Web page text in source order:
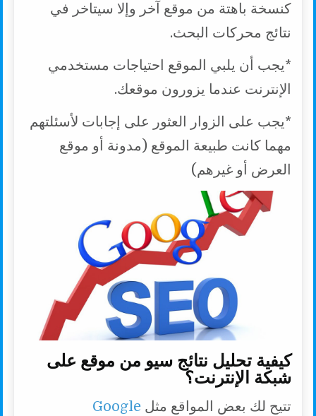
كنسخة باهتة من موقع آخر وإلا سيتاخر في
نتائج محركات البحث.
*يجب أن يلبي الموقع احتياجات مستخدمي
الإنترنت عندما يزورون موقعك.
*يجب على الزوار العثور على إجابات لأسئلتهم
مهما كانت طبيعة الموقع (مدونة أو موقع
العرض أو غيرهم)
كيفية تحليل نتائج سيو من موقع على
شبكة الإنترنت؟
تتيح لك بعض المواقع مثلGoogle